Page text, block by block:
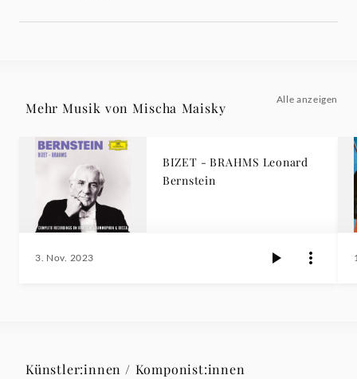
Mehr Musik von Mischa Maisky
Alle anzeigen
BIZET - BRAHMS Leonard
Bernstein
3. Nov. 2023
Künstler:innen / Komponist:innen